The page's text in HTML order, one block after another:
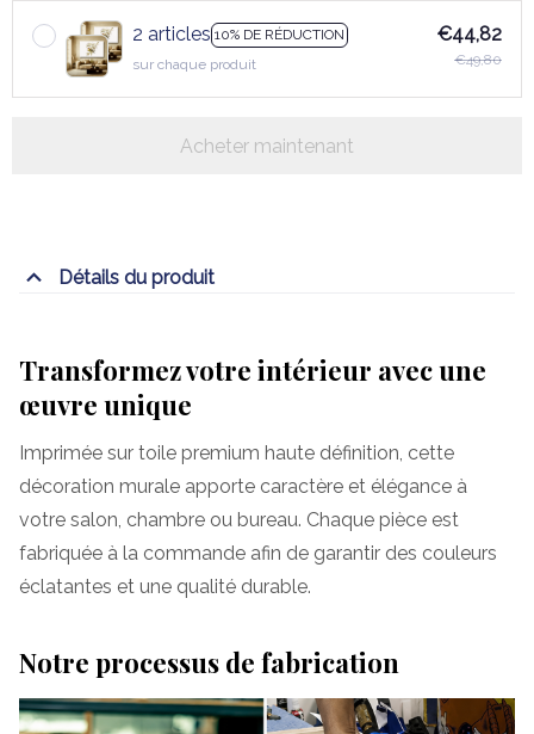
2 articles 10% DE RÉDUCTION
sur chaque produit
€44,82
€49,80
Acheter maintenant
Détails du produit
Transformez votre intérieur avec une
œuvre unique
Imprimée sur toile premium haute définition, cette
décoration murale apporte caractère et élégance à
votre salon, chambre ou bureau. Chaque pièce est
fabriquée à la commande afin de garantir des couleurs
éclatantes et une qualité durable.
Notre processus de fabrication